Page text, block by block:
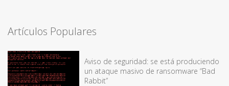
Artículos Populares
Aviso de seguridad: se está produciendo
un ataque masivo de ransomware “Bad
Rabbit”